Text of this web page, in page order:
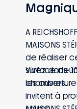
A
MAISONS
de réaliser
surface de
chambres.
Vivez dans
les
invitent à